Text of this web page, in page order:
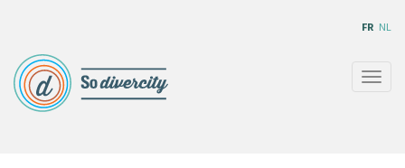
contenu
principal
FR NL